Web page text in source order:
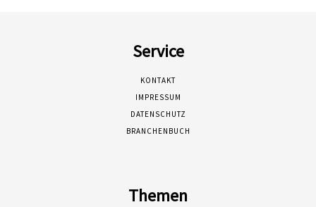
Service
KONTAKT
IMPRESSUM
DATENSCHUTZ
BRANCHENBUCH
Themen